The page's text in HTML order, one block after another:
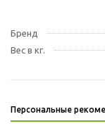
Бренд
Вес в кг.
Персональные